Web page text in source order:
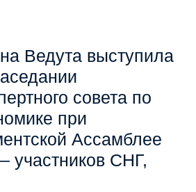
Ведута выступила
совета по
при
Ассамблее
участников СНГ,